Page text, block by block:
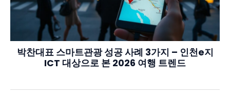
박찬대표 스마트관광 성공 사례 3가지 – 인천e지
ICT 대상으로 본 2026 여행 트렌드